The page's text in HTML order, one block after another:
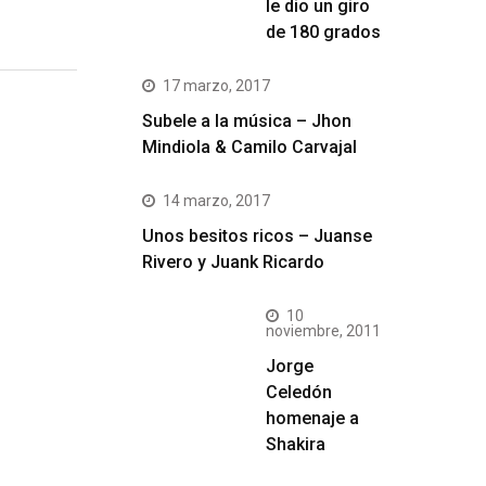
le dio un giro
de 180 grados
17 marzo, 2017
Subele a la música – Jhon
Mindiola & Camilo Carvajal
14 marzo, 2017
Unos besitos ricos – Juanse
Rivero y Juank Ricardo
10
noviembre, 2011
Jorge
Celedón
homenaje a
Shakira